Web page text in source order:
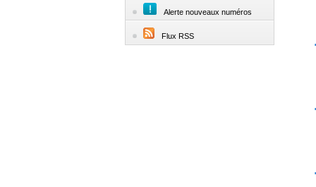
Alerte nouveaux numéros
Flux RSS